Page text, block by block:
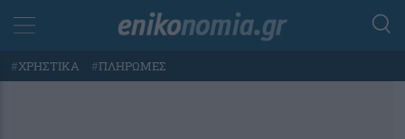
#ΧΡΗΣΤΙΚΑ #ΠΛΗΡΩΜΕΣ